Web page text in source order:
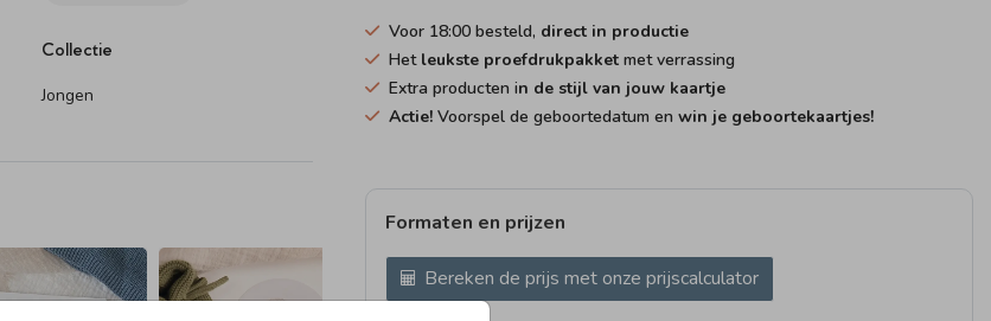
Collectie
Jongen
Voor 18:00 besteld, direct in productie
Het leukste proefdrukpakketmet verrassing
Extra producten in de stijl van jouw kaartje
Actie!Voorspel de geboortedatum en win je geboortekaartjes!
Formaten en prijzen
Bereken de prijs met onze prijscalculator